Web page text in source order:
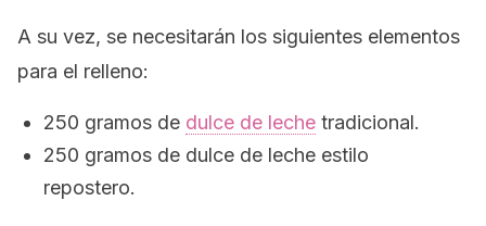
A su vez, se necesitarán los siguientes elementos
para el relleno:
250 gramos de dulce de leche tradicional.
250 gramos de dulce de leche estilo
repostero.